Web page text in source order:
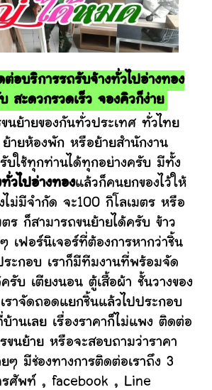
ต่อบริการรถรับจ้างทั่วไปอ่างทอง
สะดวกรวดเร็ว จองคิวก็ง่าย
ของกันทั่วประเทศ ทั่วไทย
ายห้องพัก หรือย้ายสำนักงาน
บใช้ทุกท่านได้ทุกอย่างครับ มีทั้ง
วไปอ่างทองแล้วก็คนยกของไว้ให้
ไม่มีจำกัด จะ100 กิโลเมตร หรือ
ร ก็สามารถขนย้ายได้ครับ ข้าว
ๆ เฟอร์นิเจอร์ที่ต้องการหากว่าชิ้น
ระกอบ เราก็มีทีมงานที่พร้อมจัด
รับ เตียงนอน ตู้เสื้อผ้า ชั้นวางของ
ราจัดถอดแยกชิ้นแล้วไปประกอบ
านเลย เรื่องราคาก็ไม่แพง ติดต่อ
ขนย้าย หรือจะสอบถามว่าราคา
ยๆ มีช่องทางการติดต่อเราถึง 3
รศัพท์ , facebook , Line